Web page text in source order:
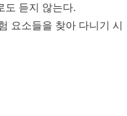
도 듣지 않는다.
요소들을 찾아 다니기 시